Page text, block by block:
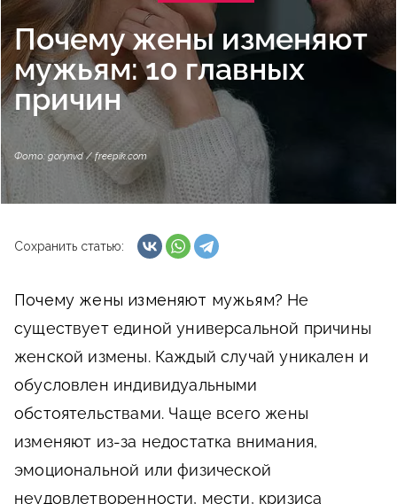
Почему жены изменяют
мужьям: 10 главных
причин
Сохранить статью:
Фото: gorynvd / freepik.com
Почему жены изменяют мужьям? Не
существует единой универсальной причины
женской измены. Каждый случай уникален и
обусловлен индивидуальными
обстоятельствами. Чаще всего жены
изменяют из-за недостатка внимания,
эмоциональной или физической
неудовлетворенности, мести, кризиса